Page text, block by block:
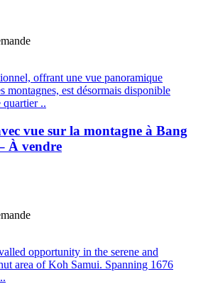
offrant une vue panoramique
montagnes, est désormais disponible
quartier ..
vue sur la montagne à Bang
À vendre
opportunity in the serene and
area of Koh Samui. Spanning 1676